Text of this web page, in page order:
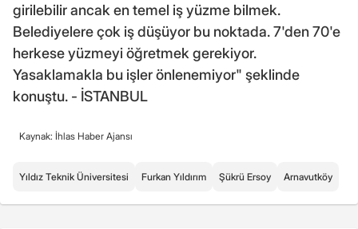
girilebilir ancak en temel iş yüzme bilmek.
Belediyelere çok iş düşüyor bu noktada. 7'den 70'e
herkese yüzmeyi öğretmek gerekiyor.
Yasaklamakla bu işler önlenemiyor" şeklinde
konuştu. - İSTANBUL
Kaynak: İhlas Haber Ajansı
Yıldız Teknik Üniversitesi Furkan Yıldırım Şükrü Ersoy Arnavutköy